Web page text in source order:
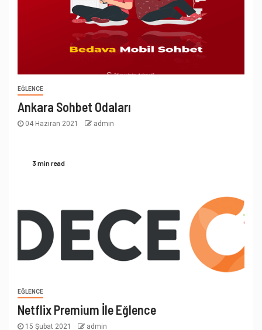
EĞLENCE
Ankara Sohbet Odaları
04 Haziran 2021 admin
3 min read
EĞLENCE
Netflix Premium İle Eğlence
15 Şubat 2021 admin